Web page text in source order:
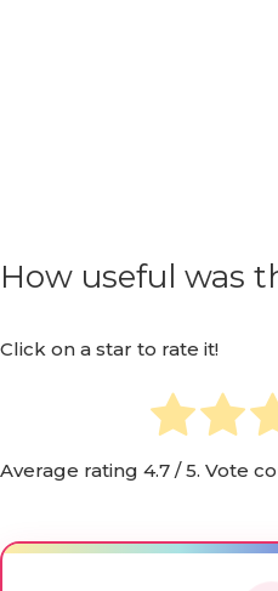
How useful was
Click on a star to rate it!
Average rating 4.7 / 5. Vote